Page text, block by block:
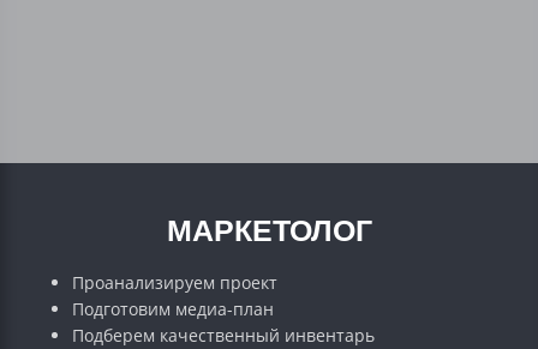
МАРКЕТОЛОГ
Проанализируем проект
Подготовим медиа-план
Подберем качественный инвентарь